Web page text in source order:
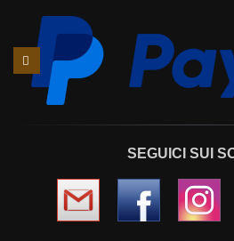
Slide
precedente
SEGUICI SUI